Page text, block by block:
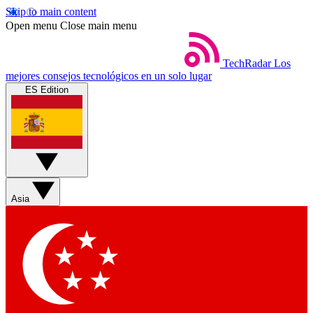
Skip to main content
Open menu Close main menu
TechRadar Los
mejores consejos tecnológicos en un solo lugar
ES Edition
Asia